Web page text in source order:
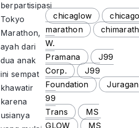
berpartisipasi
Tokyo
Marathon,
ayah dari
dua anak
ini sempat
khawatir
karena
usianya
chicaglow
marathon
W.
Pramana
J99
Corp.
J99
Foundation
Juragan
99
Trans
MS
GLOW
MS